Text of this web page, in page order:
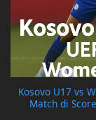
Kosovo U17 vs
Match di